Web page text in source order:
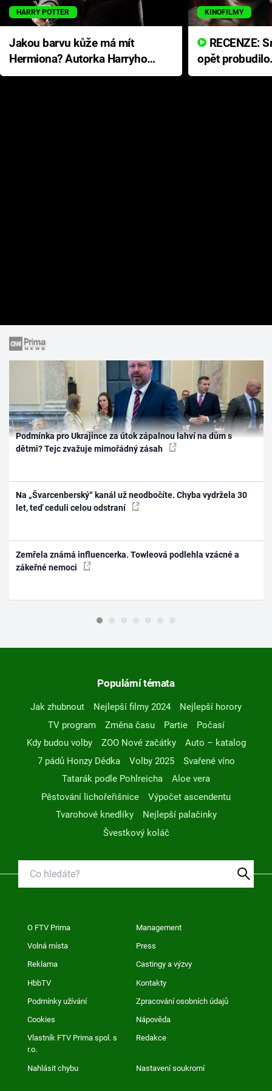
HARRY POTTER
Jakou barvu kůže má mít
Hermiona? Autorka Harryho
Pottera přišla s ráznou
KINOFILMY
opět
přichází s
Podmínka pro Ukrajince za útok zápalnou lahví na dům s
dětmi? Tejc zvažuje mimořádný zásah
Na „Švarcenberský“ kanál už neodbočíte. Chyba vydržela 30
let, teď ceduli celou odstraní
Zemřela známá influencerka. Towleová podlehla vzácné a
zákeřné nemoci
Populární témata
Jak zhubnout Nejlepší filmy 2024
Nejlepší horory
TV program
Změna času Partie
Počasí
Kdy budou volby
ZOO Nové začátky
Auto – katalog
7 pádů Honzy Dědka
Volby 2025
Svařené víno
Tatarák podle Pohlreicha
Aloe vera
Pěstování lichořeřišnice
Výpočet ascendentu
Tvarohové knedlíky
Nejlepší palačinky
Švestkový koláč
O FTV Prima Management
Volná místa Press
Reklama Castingy a výzvy
HbbTV Kontakty
Podmínky užívání Zpracování osobních údajů
Cookies Nápověda
Vlastník FTV Prima spol. s
r.o.
Redakce
Nahlásit chybu Nastavení soukromí